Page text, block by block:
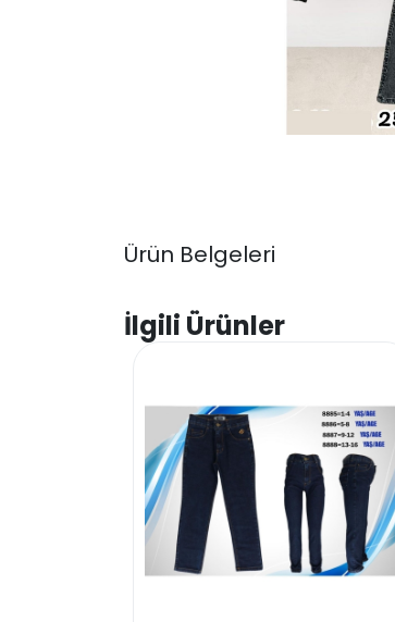
Ürün Belgeleri
İlgili Ürünler